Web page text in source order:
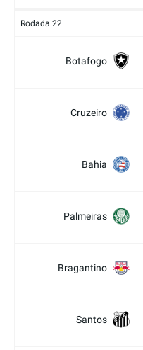
Rodada 22
Botafogo
Cruzeiro
Bahia
Palmeiras
Bragantino
Santos